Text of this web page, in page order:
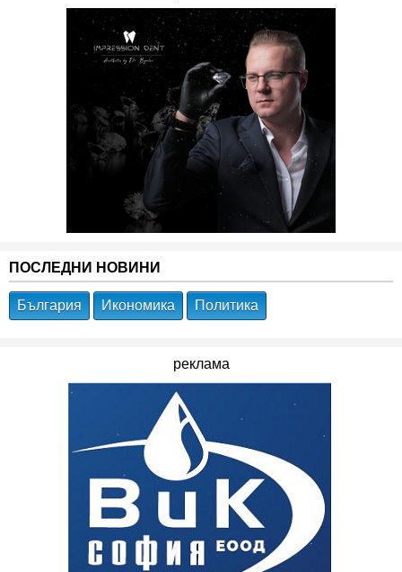
ПОСЛЕДНИ НОВИНИ
България Икономика Политика
реклама